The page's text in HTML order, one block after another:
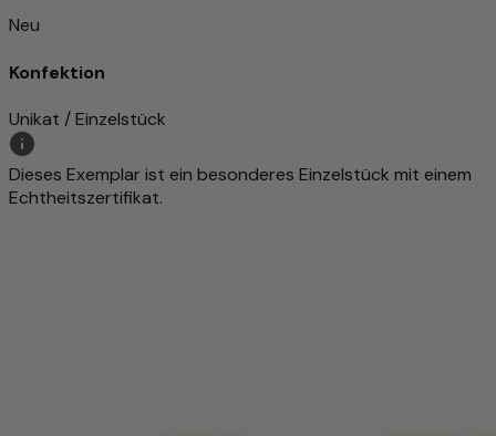
Neu
Konfektion
Unikat / Einzelstück
Dieses Exemplar ist ein besonderes Einzelstück mit einem
Echtheitszertifikat.